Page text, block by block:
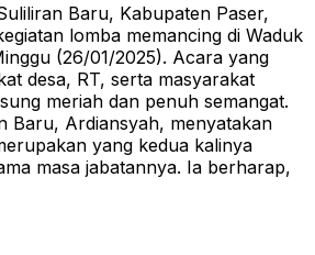
Baru, Kabupaten Paser,
lomba memancing di Waduk
(26/01/2025). Acara yang
desa, RT, serta masyarakat
meriah dan penuh semangat.
Baru, Ardiansyah, menyatakan
yang kedua kalinya
masa jabatannya. Ia berharap,